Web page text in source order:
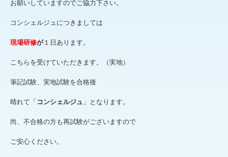
お願いしていますのでご協力下さい。
コンシェルジュにつきましては
現場研修が１日あります。
こちらを受けていただきます。（実地）
筆記試験、実地試験を合格後
晴れて「 コンシェルジュ 」となります。
尚、不合格の方も再試験がございますので
ご安心ください。